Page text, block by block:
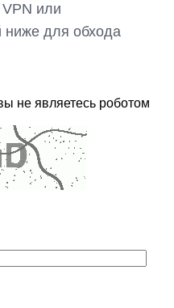
или
ниже для обхода
не являетесь роботом